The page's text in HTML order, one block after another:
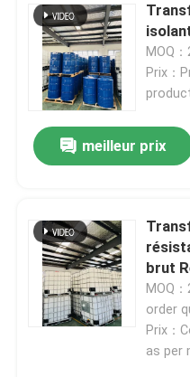
Le spectacle VR
À propos de nous
Visite de l'usine
Nous contacter
Blog
MOQ
Prix：
meilleur prix
brut
30 kV
MOQ
order
Prix：
as per